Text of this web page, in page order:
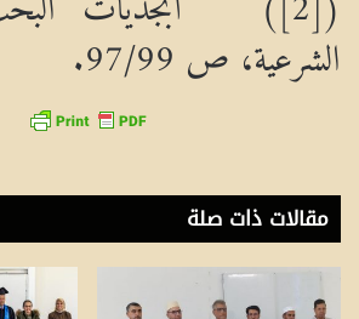
الشرعية، ص 97/99.
مقالات ذات صلة